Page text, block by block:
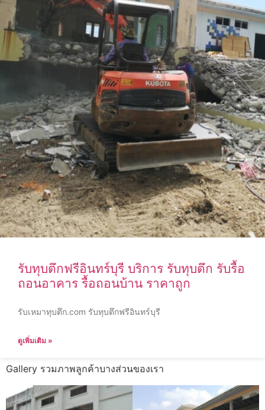
รับทุบตึกฟรีอินทร์บุรี บริการ รับทุบตึก รับรื้อ
ถอนอาคาร รื้อถอนบ้าน ราคาถูก
รับเหมาทุบตึก.com รับทุบตึกฟรีอินทร์บุรี
ดูเพิ่มเติม »
Gallery รวมภาพลูกค้าบางส่วนของเรา